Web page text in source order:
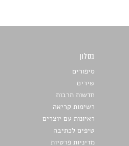
בסלון
סיפורים
שירים
חדשות תרבות
רשימות קריאה
ראיונות עם יוצרים
טיפים לכתיבה
מדיניות פרטיות